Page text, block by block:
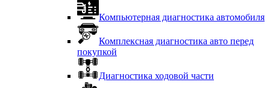
Компьютерная диагностика автомобиля
Комплексная диагностика авто перед
покупкой
Диагностика ходовой части